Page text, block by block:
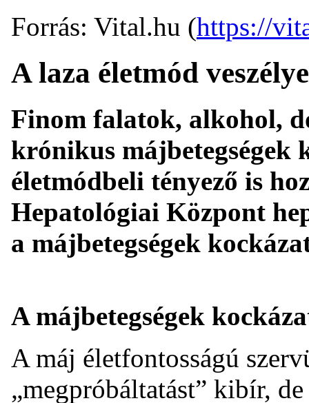
Forrás: Vital.hu (https://
A laza életmód
Finom falatok, alkohol,
krónikus májbetegségek
életmódbeli tényező is
Hepatológiai Központ
a májbetegségek
A májbetegségek
A máj életfontosságú
„megpróbáltatást” kibír,